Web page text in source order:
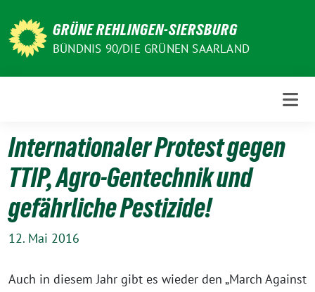
zum
Inhalt
GRÜNE REHLINGEN-SIERSBURG
BÜNDNIS 90/DIE GRÜNEN SAARLAND
Internationaler Protest gegen
TTIP, Agro-Gentechnik und
gefährliche Pestizide!
12. Mai 2016
Auch in diesem Jahr gibt es wieder den „March Against